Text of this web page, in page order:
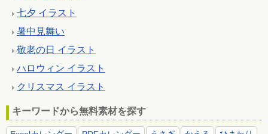
七夕 イラスト
暑中見舞い
敬老の日 イラスト
ハロウィン イラスト
クリスマス イラスト
キーワードから無料素材を探す